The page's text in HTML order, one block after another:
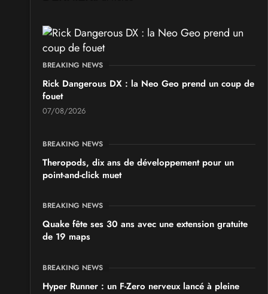
SALONS & CONVENTIONS GEEKS
GeekNIID 2026
les 19 et 20 septembre 2026 - à Grigny
SALONS & CONVENTIONS GEEKS
Japan Manga Wave Colmar 2026
BREAKING NEWS
Rick Dangerous DX : la Neo Geo prend un coup de
fouet
07/08/2026
BREAKING NEWS
Theropods, dix ans de développement pour un
point-and-click muet
BREAKING NEWS
Quake fête ses 30 ans avec une extension gratuite
de 19 maps
BREAKING NEWS
Hyper Runner : un F-Zero nerveux lancé à pleine